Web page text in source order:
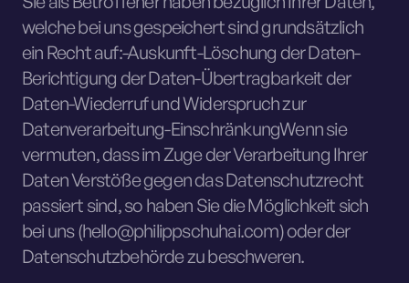
welche bei uns gespeichert sind grundsätzlich
ein Recht auf:-Auskunft-Löschung der Daten-
Berichtigung der Daten-Übertragbarkeit der
Daten-Wiederruf und Widerspruch zur
Datenverarbeitung-EinschränkungWenn sie
vermuten, dass im Zuge der Verarbeitung Ihrer
Daten Verstöße gegen das Datenschutzrecht
passiert sind, so haben Sie die Möglichkeit sich
bei uns (hello@philippschuhai.com) oder der
Datenschutzbehörde zu beschweren.